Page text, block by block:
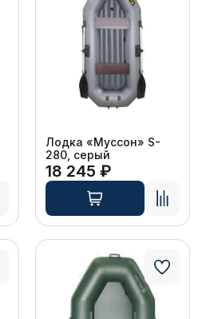
Лодка «Муссон» S-
280, серый
18 245 ₽